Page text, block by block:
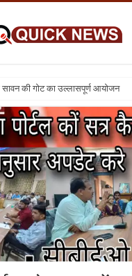
सावन की गोट का उल्लासपूर्ण आयोजन
: तो क्या निजी विद्यालय बंद कर दिए जाए